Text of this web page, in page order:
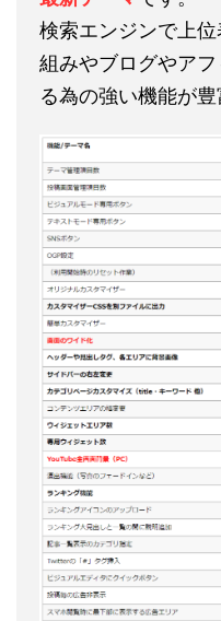
検索エンジンで上
組みやブログやア
る為の強い機能が豊